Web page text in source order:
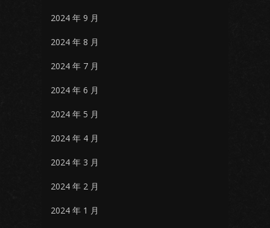
2024 年 9 月
2024 年 8 月
2024 年 7 月
2024 年 6 月
2024 年 5 月
2024 年 4 月
2024 年 3 月
2024 年 2 月
2024 年 1 月